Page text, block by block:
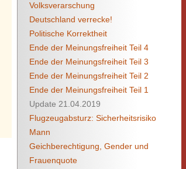
Volksverarschung
Deutschland verrecke!
Politische Korrektheit
Ende der Meinungsfreiheit Teil 4
Ende der Meinungsfreiheit Teil 3
Ende der Meinungsfreiheit Teil 2
Ende der Meinungsfreiheit Teil 1
Update 21.04.2019
Flugzeugabsturz: Sicherheitsrisiko
Mann
Geichberechtigung, Gender und
Frauenquote